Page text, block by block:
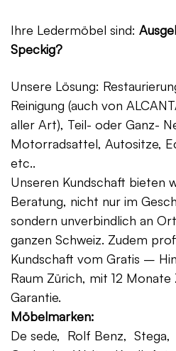
Ihre Ledermöbel sind:
Speckig?
Unsere Lösung:
Reinigung (auch von
aller Art), Teil- oder Ganz-
Motorradsattel, Autositze,
etc..
Unseren Kundschaft bieten
Beratung, nicht nur im
sondern unverbindlich an
ganzen Schweiz. Zudem
Kundschaft vom Gratis –
Raum Zürich, mit 12
Garantie.
Möbelmarken:
De sede, Rolf Benz, Stega,